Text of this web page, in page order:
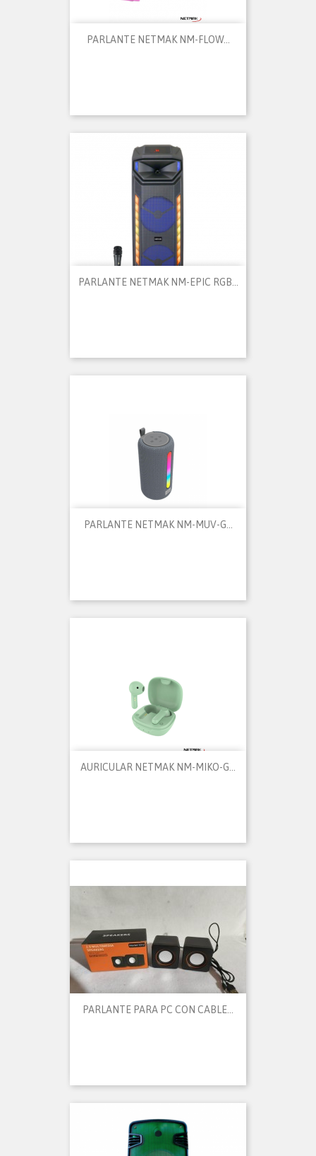
PARLANTE NETMAK NM-FLOW...
PARLANTE NETMAK NM-EPIC RGB...
PARLANTE NETMAK NM-MUV-G...
AURICULAR NETMAK NM-MIKO-G...
PARLANTE PARA PC CON CABLE...